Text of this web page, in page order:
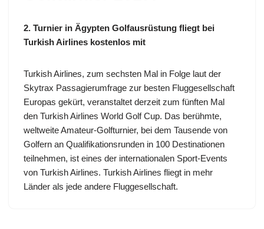
2. Turnier in Ägypten Golfausrüstung fliegt bei
Turkish Airlines kostenlos mit
Turkish Airlines, zum sechsten Mal in Folge laut der
Skytrax Passagierumfrage zur besten Fluggesellschaft
Europas gekürt, veranstaltet derzeit zum fünften Mal
den Turkish Airlines World Golf Cup. Das berühmte,
weltweite Amateur-Golfturnier, bei dem Tausende von
Golfern an Qualifikationsrunden in 100 Destinationen
teilnehmen, ist eines der internationalen Sport-Events
von Turkish Airlines. Turkish Airlines fliegt in mehr
Länder als jede andere Fluggesellschaft.